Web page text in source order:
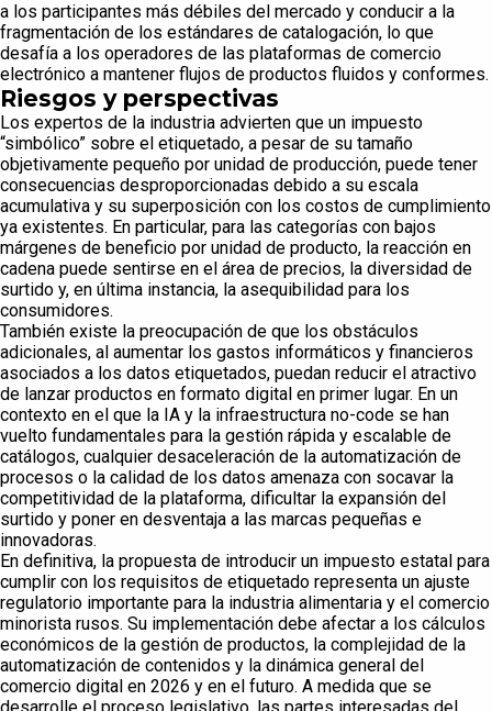
a los participantes más débiles del mercado y conducir a la
fragmentación de los estándares de catalogación, lo que
desafía a los operadores de las plataformas de comercio
electrónico a mantener flujos de productos fluidos y conformes.
Riesgos y perspectivas
Los expertos de la industria advierten que un impuesto
“simbólico” sobre el etiquetado, a pesar de su tamaño
objetivamente pequeño por unidad de producción, puede tener
consecuencias desproporcionadas debido a su escala
acumulativa y su superposición con los costos de cumplimiento
ya existentes. En particular, para las categorías con bajos
márgenes de beneficio por unidad de producto, la reacción en
cadena puede sentirse en el área de precios, la diversidad de
surtido y, en última instancia, la asequibilidad para los
consumidores.
También existe la preocupación de que los obstáculos
adicionales, al aumentar los gastos informáticos y financieros
asociados a los datos etiquetados, puedan reducir el atractivo
de lanzar productos en formato digital en primer lugar. En un
contexto en el que la IA y la infraestructura no-code se han
vuelto fundamentales para la gestión rápida y escalable de
catálogos, cualquier desaceleración de la automatización de
procesos o la calidad de los datos amenaza con socavar la
competitividad de la plataforma, dificultar la expansión del
surtido y poner en desventaja a las marcas pequeñas e
innovadoras.
En definitiva, la propuesta de introducir un impuesto estatal para
cumplir con los requisitos de etiquetado representa un ajuste
regulatorio importante para la industria alimentaria y el comercio
minorista rusos. Su implementación debe afectar a los cálculos
económicos de la gestión de productos, la complejidad de la
automatización de contenidos y la dinámica general del
comercio digital en 2026 y en el futuro. A medida que se